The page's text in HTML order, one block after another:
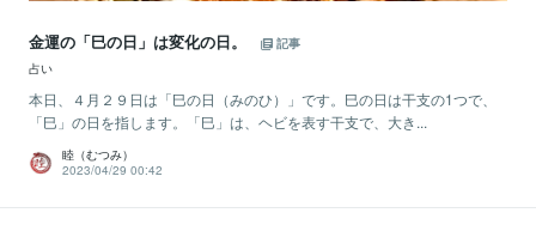
金運の「巳の日」は変化の日。
記事
占い
本日、４月２９日は「巳の日（みのひ）」です。巳の日は干支の1つで、
「巳」の日を指します。「巳」は、ヘビを表す干支で、大き...
睦（むつみ）
2023/04/29 00:42